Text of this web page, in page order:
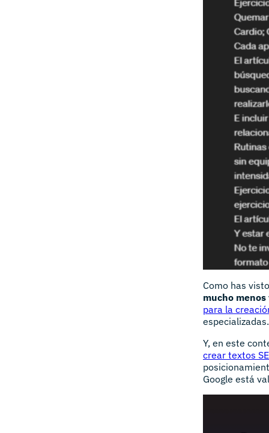
Como has
mucho
para la
especializadas.
Y, en este
crear textos
Google está